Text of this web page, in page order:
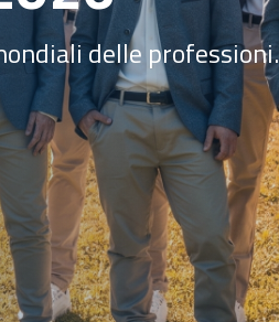
delle professioni.